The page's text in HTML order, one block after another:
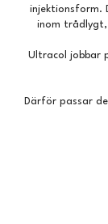
injektionsform.
inom trådlygt,
Ultracol jobbar
Därför passar